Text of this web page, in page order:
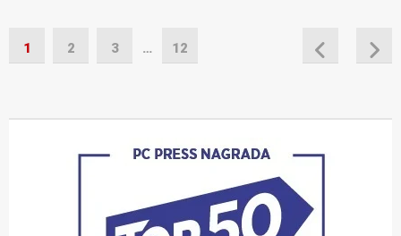
1 2 3 … 12